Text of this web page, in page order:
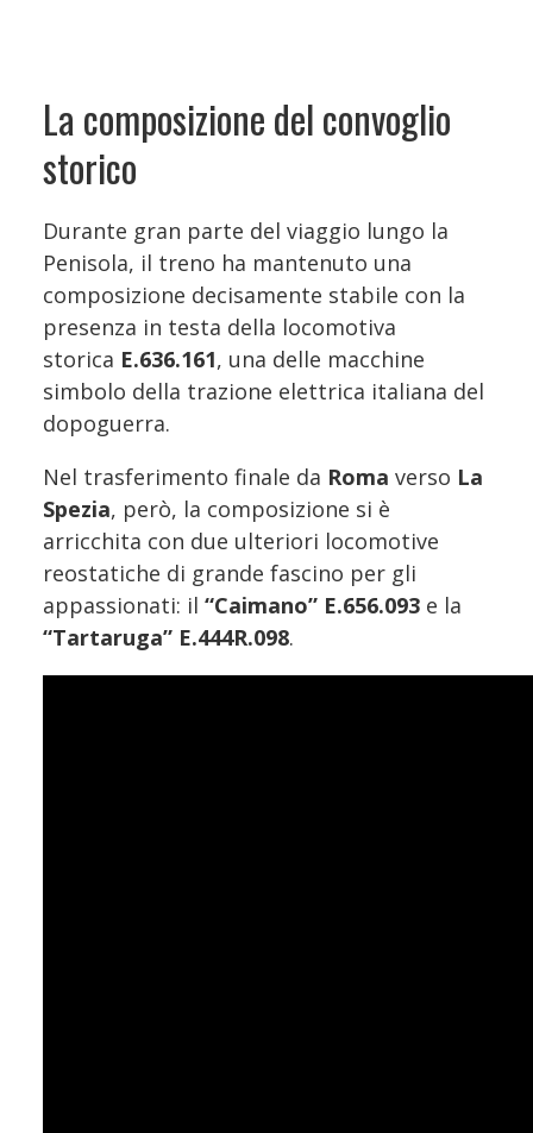
La composizione del convoglio
storico
Durante gran parte del viaggio lungo la
Penisola, il treno ha mantenuto una
composizione decisamente stabile con la
presenza in testa della locomotiva
storica E.636.161, una delle macchine
simbolo della trazione elettrica italiana del
dopoguerra.
Nel trasferimento finale da Roma verso La
Spezia, però, la composizione si è
arricchita con due ulteriori locomotive
reostatiche di grande fascino per gli
appassionati: il “Caimano” E.656.093 e la
“Tartaruga” E.444R.098.